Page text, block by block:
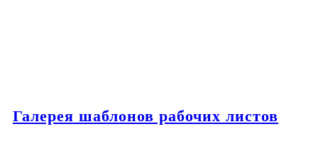
Галерея шаблонов рабочих листов